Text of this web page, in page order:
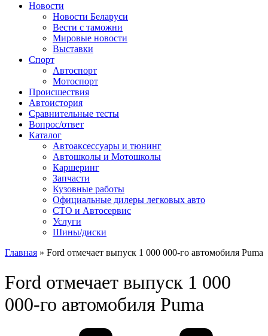
Сайт про автомобили
Новости
Новости Беларуси
Вести с таможни
Мировые новости
Выставки
Спорт
Автоспорт
Мотоспорт
Происшествия
Автоистория
Сравнительные тесты
Вопрос/ответ
Каталог
Автоакcессуары и тюнинг
Автошколы и Мотошколы
Каршеринг
Запчасти
Кузовные работы
Официальные дилеры легковых авто
СТО и Автосервис
Услуги
Шины/диски
Главная » Ford отмечает выпуск 1 000 000-го автомобиля Puma
Ford отмечает выпуск 1 000
000-го автомобиля Puma